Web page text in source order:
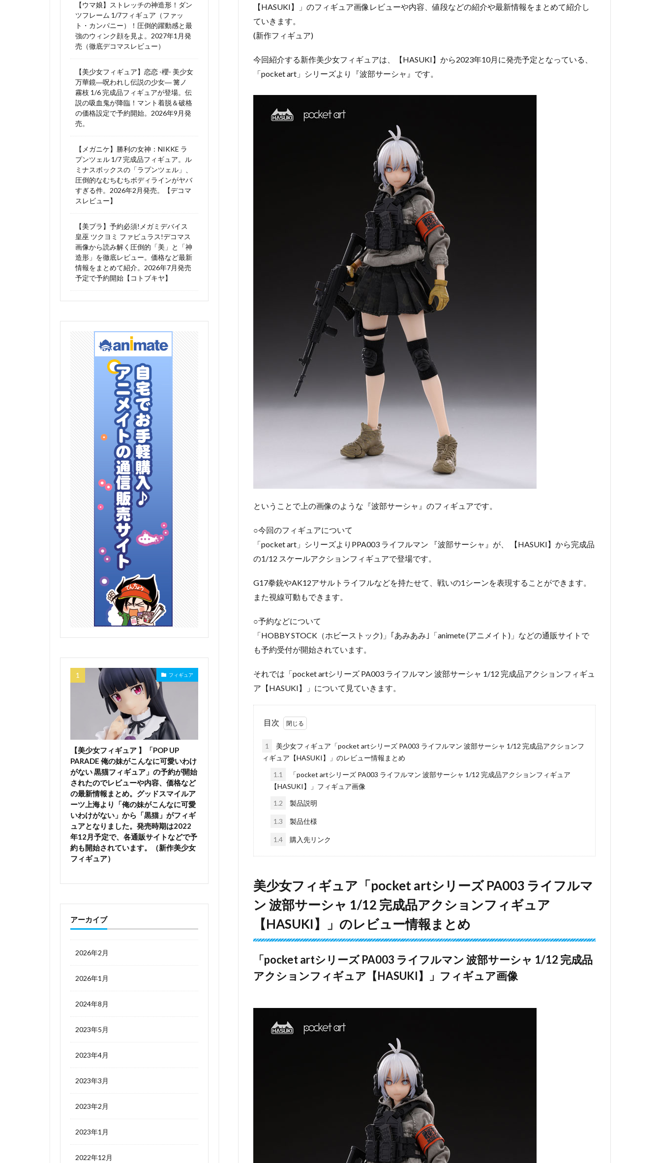
【HASUKI】」のフィギュア画像レビューや内容、値段などの紹介や最新情報をまとめて紹介し
ていきます。
(新作フィギュア)
今回紹介する新作美少女フィギュアは、【HASUKI】から2023年10月に発売予定となっている、
「pocket art」シリーズより『波部サーシャ』です。
ということで上の画像のような『波部サーシャ』のフィギュアです。
○今回のフィギュアについて
「pocket art」シリーズよりPPA003 ライフルマン 『波部サーシャ』が、 【HASUKI】から完成品
の1/12 スケールアクションフィギュアで登場です。
G17拳銃やAK12アサルトライフルなどを持たせて、戦いの1シーンを表現することができます。
また視線可動もできます。
○予約などについて
「HOBBY STOCK（ホビーストック)」｢あみあみ｣「animete (アニメイト)」などの通販サイトで
も予約受付が開始されています。
それでは「pocket artシリーズ PA003 ライフルマン 波部サーシャ 1/12 完成品アクションフィギュ
ア【HASUKI】」について見ていきます。
目次
1
美少女フィギュア「pocket artシリーズ PA003 ライフルマン 波部サーシャ 1/12 完成品アクションフ
ィギュア【HASUKI】」のレビュー情報まとめ
1.1
「pocket artシリーズ PA003 ライフルマン 波部サーシャ 1/12 完成品アクションフィギュア
【HASUKI】」フィギュア画像
1.2
製品説明
1.3 製品仕様
1.4 購入先リンク
美少女フィギュア「pocket artシリーズ PA003 ライフルマ
ン 波部サーシャ 1/12 完成品アクションフィギュア
【HASUKI】」のレビュー情報まとめ
「pocket artシリーズ PA003 ライフルマン 波部サーシャ 1/12 完成品
アクションフィギュア【HASUKI】」フィギュア画像
【ウマ娘】ストレッチの神造形！ダン
ツフレーム 1/7フィギュア（ファッ
ト・カンパニー）！圧倒的躍動感と最
強のウィンク顔を見よ。2027年1月発
売（徹底デコマスレビュー）
【美少女フィギュア】恋恋 -櫻- 美少女
万華鏡―呪われし伝説の少女― 篝ノ
霧枝 1/6 完成品フィギュアが登場。伝
説の吸血鬼が降臨！マント着脱＆破格
の価格設定で予約開始。2026年9月発
売。
【メガニケ】勝利の女神：NIKKE ラ
プンツェル 1/7 完成品フィギュア。ル
ミナスボックスの「ラプンツェル」、
圧倒的なむちむちボディラインがヤバ
すぎる件。2026年2月発売。【デコマ
スレビュー】
【美プラ】予約必須!メガミデバイス
皇巫 ツクヨミ ファビュラス!デコマス
画像から読み解く圧倒的「美」と「神
造形」を徹底レビュー。価格など最新
情報をまとめて紹介。2026年7月発売
予定で予約開始【コトブキヤ】
フィギュア
【美少女フィギュア 】「POP UP
PARADE 俺の妹がこんなに可愛いわけ
がない 黒猫フィギュア」の予約が開始
されたのでレビューや内容、価格など
の最新情報まとめ。グッドスマイルア
ーツ上海より「俺の妹がこんなに可愛
いわけがない」から「黒猫」がフィギ
ュアとなりました。発売時期は2022
年12月予定で、各通販サイトなどで予
約も開始されています。（新作美少女
フィギュア）
アーカイブ
2026年2月
2026年1月
2024年8月
2023年5月
2023年4月
2023年3月
2023年2月
2023年1月
2022年12月